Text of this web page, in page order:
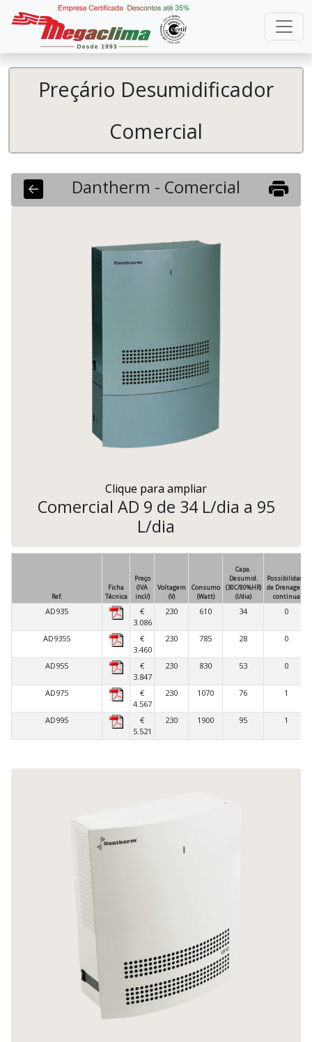
Preçário Desumidificador
Comercial
Dantherm - Comercial
Clique para ampliar
Comercial AD 9 de 34 L/dia a 95
L/dia
Ref.
Ficha
Técnica
Preço
(IVA
incl/)
Voltagem
(V)
Consumo
(Watt)
Capa.
Desumid.
(30C/80%HR)
(l/dia)
Possibilidade
de Drenagem
continua
AD935
€
3.086
230 610 34 0
AD935S
€
3.460
230 785 28 0
AD955
€
3.847
230 830 53 0
AD975
€
4.567
230 1070 76 1
AD995
€
5.521
230 1900 95 1